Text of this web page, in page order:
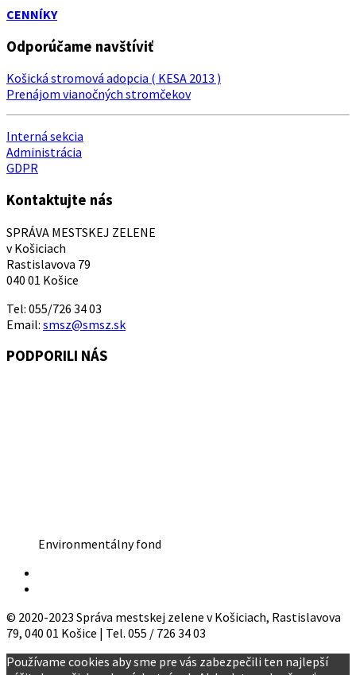
CENNÍKY
Odporúčame navštíviť
Košická stromová adopcia ( KESA 2013 )
Prenájom vianočných stromčekov
Interná sekcia
Administrácia
GDPR
Kontaktujte nás
SPRÁVA MESTSKEJ ZELENE
v Košiciach
Rastislavova 79
040 01 Košice
Tel: 055/726 34 03
Email: smsz@smsz.sk
PODPORILI NÁS
Environmentálny fond
© 2020-2023 Správa mestskej zelene v Košiciach, Rastislavova
79, 040 01 Košice | Tel. 055 / 726 34 03
Používame cookies aby sme pre vás zabezpečili ten najlepší